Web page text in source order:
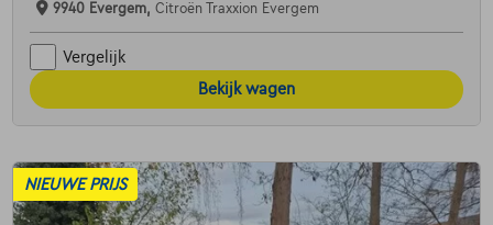
9940 Evergem, Citroën Traxxion Evergem
Vergelijk
Bekijk wagen
NIEUWE PRIJS